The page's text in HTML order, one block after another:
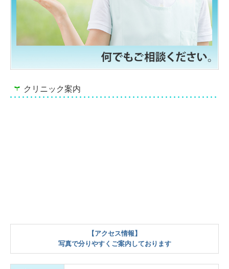
クリニック案内
【アクセス情報】
写真で分りやすくご案内しております